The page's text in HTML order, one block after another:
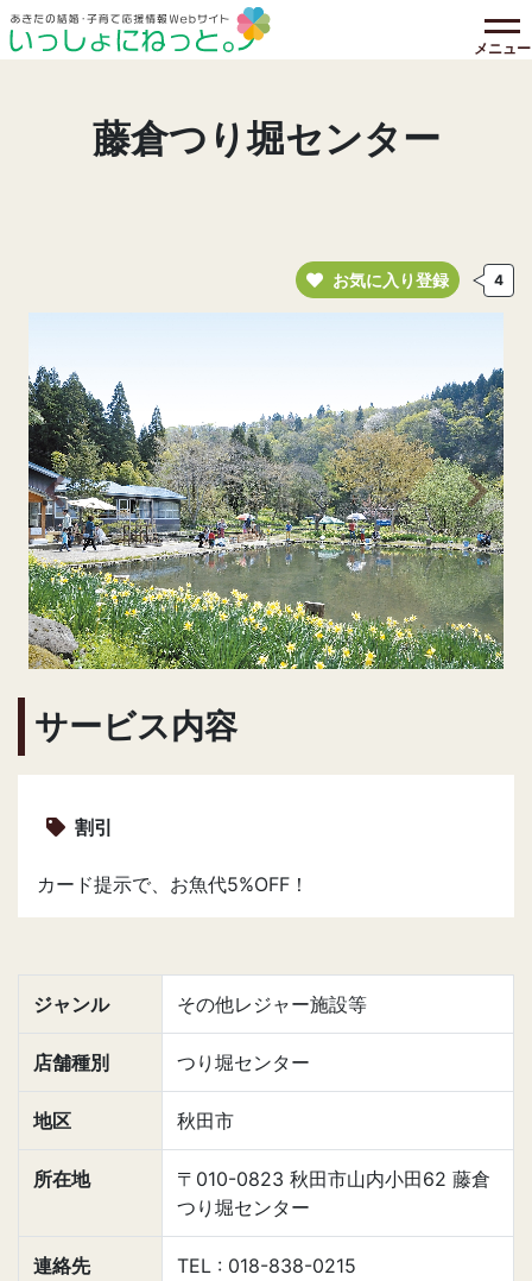
メニュー
藤倉つり堀センター
お気に入り登録 4
前の画像へ 次の
サービス内容
割引
カード提示で、お魚代5%OFF！
ジャンル その他レジャー施設等
店舗種別 つり堀センター
地区 秋田市
所在地
〒010-0823 秋田市山内小田62 藤倉
つり堀センター
連絡先
TEL : 018-838-0215